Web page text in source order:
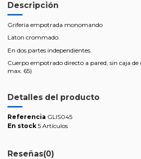
Descripción
Griferia empotrada monomando
Laton crommado.
En dos partes independientes.
Cuerpo empotrado directo a pared, sin caja
max. 65)
Detalles del producto
Referencia GLIS045
En stock 5 Artículos
Reseñas(0)